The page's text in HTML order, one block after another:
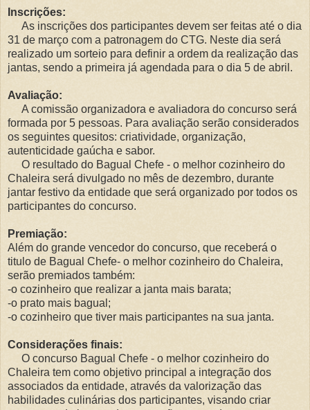
Inscrições:
As inscrições dos participantes devem ser feitas até o dia
31 de março com a patronagem do CTG. Neste dia será
realizado um sorteio para definir a ordem da realização das
jantas, sendo a primeira já agendada para o dia 5 de abril.
Avaliação:
A comissão organizadora e avaliadora do concurso será
formada por 5 pessoas. Para avaliação serão considerados
os seguintes quesitos: criatividade, organização,
autenticidade gaúcha e sabor.
O resultado do Bagual Chefe - o melhor cozinheiro do
Chaleira será divulgado no mês de dezembro, durante
jantar festivo da entidade que será organizado por todos os
participantes do concurso.
Premiação:
Além do grande vencedor do concurso, que receberá o
titulo de Bagual Chefe- o melhor cozinheiro do Chaleira,
serão premiados também:
-o cozinheiro que realizar a janta mais barata;
-o prato mais bagual;
-o cozinheiro que tiver mais participantes na sua janta.
Considerações finais:
O concurso Bagual Chefe - o melhor cozinheiro do
Chaleira tem como objetivo principal a integração dos
associados da entidade, através da valorização das
habilidades culinárias dos participantes, visando criar